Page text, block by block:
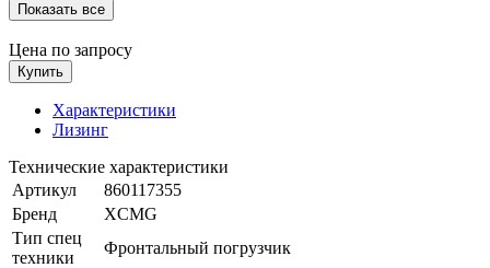
Показать все
Цена по запросу
Купить
Характеристики
Лизинг
Технические характеристики
Артикул
860117355
Бренд
XCMG
Тип спец
техники
Фронтальный погрузчик